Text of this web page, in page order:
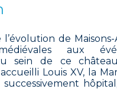
de
aux
sein de ce
Louis XV, la